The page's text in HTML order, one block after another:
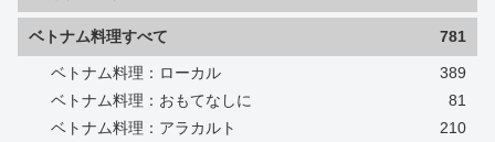
ベトナム料理すべて 781
ベトナム料理：ローカル
389
ベトナム料理：おもてなしに
81
ベトナム料理：アラカルト
210